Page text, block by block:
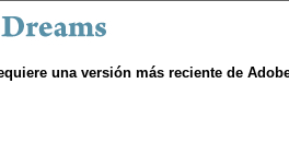
una versión más reciente de